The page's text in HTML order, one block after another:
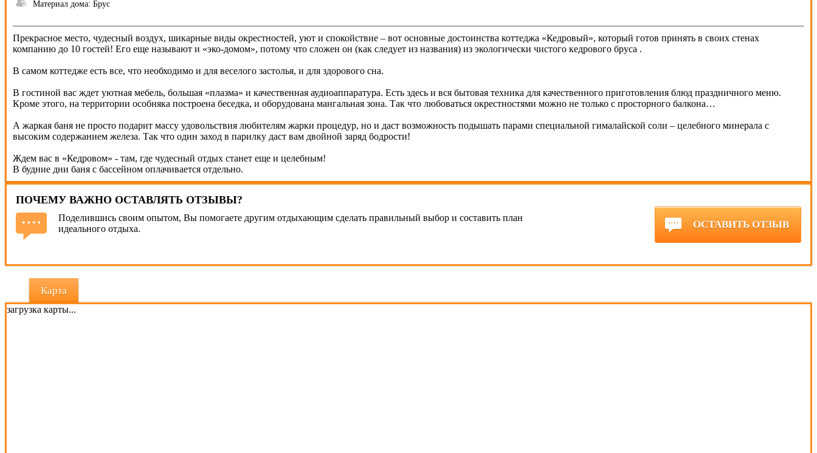
Материал дома: Брус
Прекрасное место, чудесный воздух, шикарные виды окрестностей, уют и спокойствие – вот основные достоинства коттеджа «Кедровый», который готов принять в своих стенах
компанию до 10 гостей! Его еще называют и «эко-домом», потому что сложен он (как следует из названия) из экологически чистого кедрового бруса .
В самом коттедже есть все, что необходимо и для веселого застолья, и для здорового сна.
В гостиной вас ждет уютная мебель, большая «плазма» и качественная аудиоаппаратура. Есть здесь и вся бытовая техника для качественного приготовления блюд праздничного меню.
Кроме этого, на территории особняка построена беседка, и оборудована мангальная зона. Так что любоваться окрестностями можно не только с просторного балкона…
А жаркая баня не просто подарит массу удовольствия любителям жарки процедур, но и даст возможность подышать парами специальной гималайской соли – целебного минерала с
высоким содержанием железа. Так что один заход в парилку даст вам двойной заряд бодрости!
Ждем вас в «Кедровом» - там, где чудесный отдых станет еще и целебным!
В будние дни баня с бассейном оплачивается отдельно.
ПОЧЕМУ ВАЖНО ОСТАВЛЯТЬ ОТЗЫВЫ?
ОСТАВИТЬ ОТЗЫВ
Поделившись своим опытом, Вы помогаете другим отдыхающим сделать правильный выбор и составить план
идеального отдыха.
Карта
загрузка карты...